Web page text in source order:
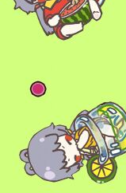
您没有权限
限。